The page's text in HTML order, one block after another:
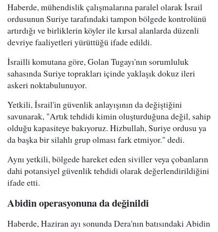
Haberde, mühendislik çalışmalarına paralel olarak İsrail
ordusunun Suriye tarafındaki tampon bölgede kontrolünü
artırdığı ve birliklerin köyler ile kırsal alanlarda düzenli
devriye faaliyetleri yürüttüğü ifade edildi.
İsrailli komutana göre, Golan Tugayı'nın sorumluluk
sahasında Suriye toprakları içinde yaklaşık dokuz ileri
askeri noktabulunuyor.
Yetkili, İsrail'in güvenlik anlayışının da değiştiğini
savunarak, "Artık tehdidi kimin oluşturduğuna değil, sahip
olduğu kapasiteye bakıyoruz. Hizbullah, Suriye ordusu ya
da başka bir silahlı grup olması fark etmiyor." dedi.
Aynı yetkili, bölgede hareket eden siviller veya çobanların
dahi potansiyel güvenlik tehdidi olarak değerlendirildiğini
ifade etti.
Abidin operasyonuna da değinildi
Haberde, Haziran ayı sonunda Dera'nın batısındaki Abidin